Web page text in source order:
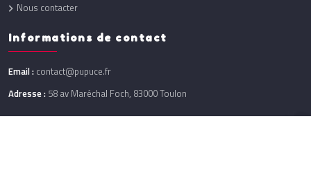
Nous contacter
Informations de contact
Email : contact@pupuce.fr
Adresse : 58 av Maréchal Foch, 83000 Toulon